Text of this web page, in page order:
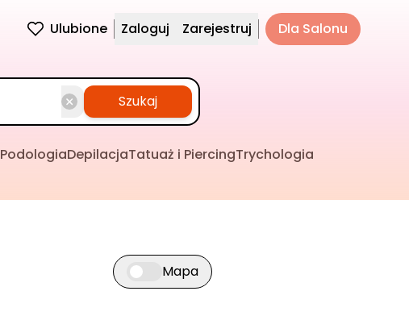
Ulubione Zaloguj Zarejestruj Dla Salonu
Szukaj
PodologiaDepilacjaTatuaż i PiercingTrychologia
Przełącz widok mapy
Mapa